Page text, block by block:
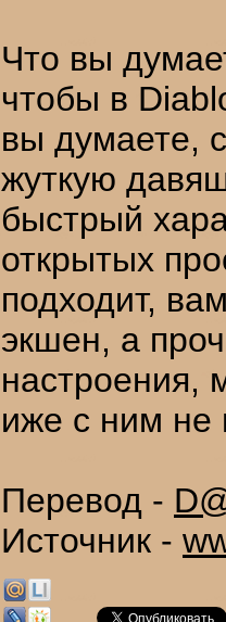
Что вы
чтобы в
вы думаете,
жуткую
быстрый
открытых
подходит,
экшен, а
настроения,
иже с ним не
Перевод -
Источник -